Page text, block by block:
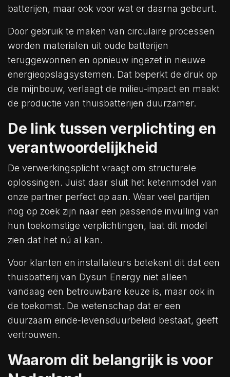
batterijen, maar ook voor wat er daarna gebeurt.
Door gebruik te maken van circulaire processen
worden materialen uit oude batterijen
teruggewonnen en opnieuw ingezet in nieuwe
energieopslagsystemen. Dat beperkt de druk op
de mijnbouw, verlaagt de milieu-impact en maakt
de productie van thuisbatterijen duurzamer.
De link tussen verplichting en
verantwoordelijkheid
De verwerkingsplicht vraagt om structurele
oplossingen. Juist daar sluit het ketenmodel van
onze partner perfect op aan. Waar veel partijen
nog op zoek zijn naar een passende invulling van
hun toekomstige verplichtingen, laat dit model
zien dat het nú al kan.
Voor klanten en installateurs betekent dit dat een
thuisbatterij van Dysun Energy niet alleen
vandaag een betrouwbare keuze is, maar ook in
de toekomst. De wetenschap dat er een
duurzaam einde-levensduurbeleid bestaat, geeft
vertrouwen.
Waarom dit belangrijk is voor